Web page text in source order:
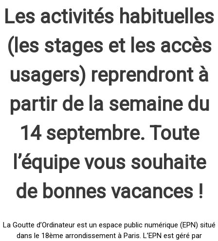
Les activités habituelles
(les stages et les accès
usagers) reprendront à
partir de la semaine du
14 septembre. Toute
l’équipe vous souhaite
de bonnes vacances !
La Goutte d’Ordinateur est un espace public numérique (EPN) situé
dans le 18ème arrondissement à Paris. L’EPN est géré par